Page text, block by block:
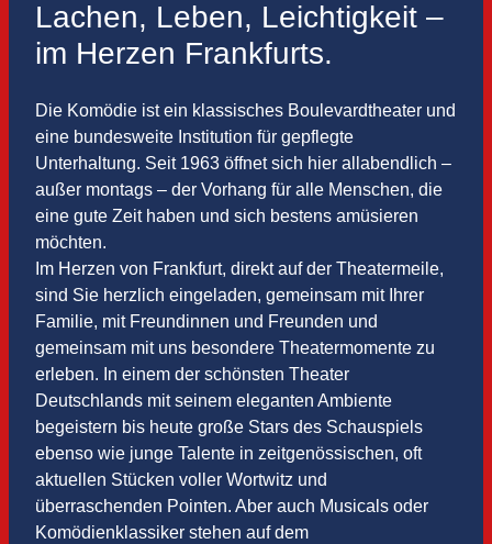
Lachen, Leben, Leichtigkeit –
im Herzen Frankfurts.
Die Komödie ist ein klassisches Boulevardtheater und
eine bundesweite Institution für gepflegte
Unterhaltung. Seit 1963 öffnet sich hier allabendlich –
außer montags – der Vorhang für alle Menschen, die
eine gute Zeit haben und sich bestens amüsieren
möchten.
Im Herzen von Frankfurt, direkt auf der Theatermeile,
sind Sie herzlich eingeladen, gemeinsam mit Ihrer
Familie, mit Freundinnen und Freunden und
gemeinsam mit uns besondere Theatermomente zu
erleben. In einem der schönsten Theater
Deutschlands mit seinem eleganten Ambiente
begeistern bis heute große Stars des Schauspiels
ebenso wie junge Talente in zeitgenössischen, oft
aktuellen Stücken voller Wortwitz und
überraschenden Pointen. Aber auch Musicals oder
Komödienklassiker stehen auf dem